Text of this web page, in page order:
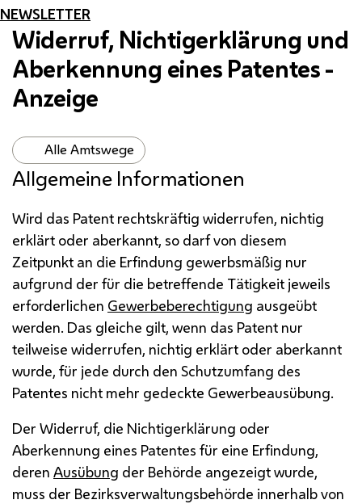
NEWSLETTER
Widerruf, Nichtigerklärung und
Aberkennung eines Patentes -
Anzeige
Alle Amtswege
Allgemeine Informationen
Wird das Patent rechtskräftig widerrufen, nichtig
erklärt oder aberkannt, so darf von diesem
Zeitpunkt an die Erfindung gewerbsmäßig nur
aufgrund der für die betreffende Tätigkeit jeweils
erforderlichen Gewerbeberechtigung ausgeübt
werden. Das gleiche gilt, wenn das Patent nur
teilweise widerrufen, nichtig erklärt oder aberkannt
wurde, für jede durch den Schutzumfang des
Patentes nicht mehr gedeckte Gewerbeausübung.
Der Widerruf, die Nichtigerklärung oder
Aberkennung eines Patentes für eine Erfindung,
deren Ausübung der Behörde angezeigt wurde,
muss der Bezirksverwaltungsbehörde innerhalb von